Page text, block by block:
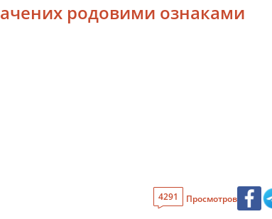
родовими ознаками
4291 Просмотров